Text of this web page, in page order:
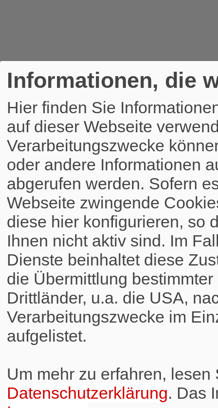
Informationen, die
Hier finden Sie
auf dieser Webseite
Verarbeitungszwecke
oder andere Informationen
abgerufen werden. Sofern
Webseite zwingende
diese hier konfigurieren, so
Ihnen nicht aktiv sind. Im
Dienste beinhaltet diese
die Übermittlung
Drittländer, u.a. die USA,
Verarbeitungszwecke im
aufgelistet.
Um mehr zu erfahren, lesen
Datenschutzerklärung. Das